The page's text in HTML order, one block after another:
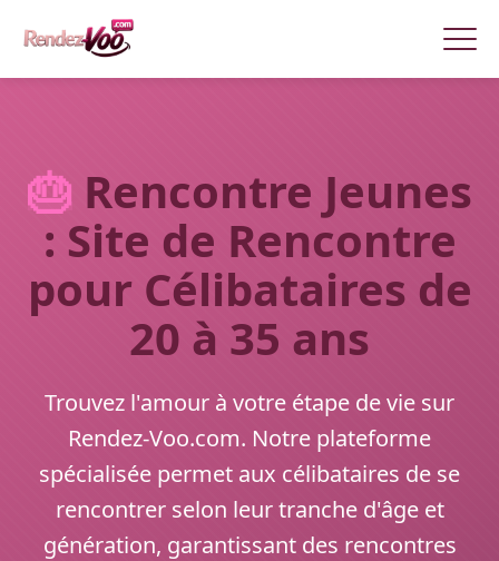
🎂 Rencontre Jeunes
: Site de Rencontre
pour Célibataires de
20 à 35 ans
Trouvez l'amour à votre étape de vie sur
Rendez-Voo.com. Notre plateforme
spécialisée permet aux célibataires de se
rencontrer selon leur tranche d'âge et
génération, garantissant des rencontres